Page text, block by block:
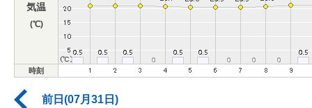
気温
(℃)
時刻
前日(07月31日)